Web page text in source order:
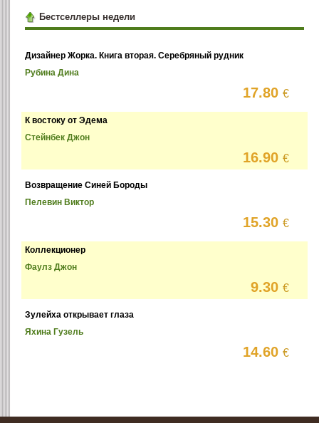
Бестселлеры недели
Дизайнер Жорка. Книга вторая. Серебряный рудник
Рубина Дина
17.80€
К востоку от Эдема
Стейнбек Джон
16.90€
Возвращение Синей Бороды
Пелевин Виктор
15.30€
Коллекционер
Фаулз Джон
9.30€
Зулейха открывает глаза
Яхина Гузель
14.60€